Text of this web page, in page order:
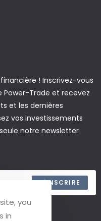
! Inscrivez-vous
Trade et recevez
et les dernières
vos investissements
notre newsletter
S'INSCRIRE
you
in